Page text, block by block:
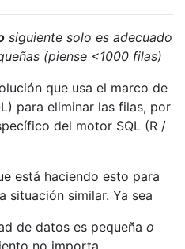
siguiente solo es adecuado
(piense <1000 filas)
que usa el marco de
para eliminar las filas, por
del motor SQL (R /
está haciendo esto para
situación similar. Ya sea
de datos es pequeña o
no importa